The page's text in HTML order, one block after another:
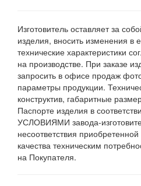
Изготовитель оставляет за
изделия, вносить изменения в
технические характеристики
на производстве. При заказе
запросить в офисе продаж
параметры продукции.
конструктив, габаритные
Паспорте изделия в
УСЛОВИЯМИ завода-
несоответствия
качества техническим
на Покупателя.